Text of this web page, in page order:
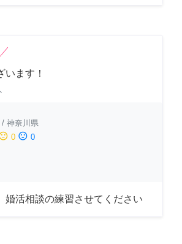
います！
/ 神奈川県
0 sentiment_dissatisfied 0
婚活相談の練習させてください